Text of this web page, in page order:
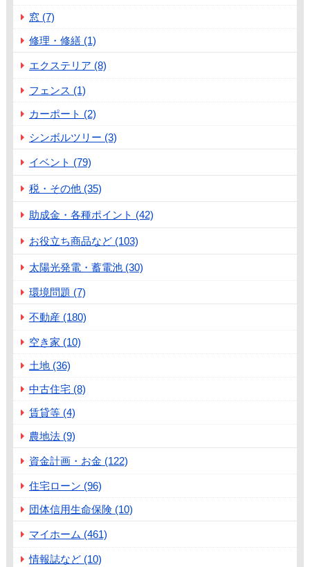
窓 (7)
修理・修繕 (1)
エクステリア (8)
フェンス (1)
カーポート (2)
シンボルツリー (3)
イベント (79)
税・その他 (35)
助成金・各種ポイント (42)
お役立ち商品など (103)
太陽光発電・蓄電池 (30)
環境問題 (7)
不動産 (180)
空き家 (10)
土地 (36)
中古住宅 (8)
賃貸等 (4)
農地法 (9)
資金計画・お金 (122)
住宅ローン (96)
団体信用生命保険 (10)
マイホーム (461)
情報誌など (10)